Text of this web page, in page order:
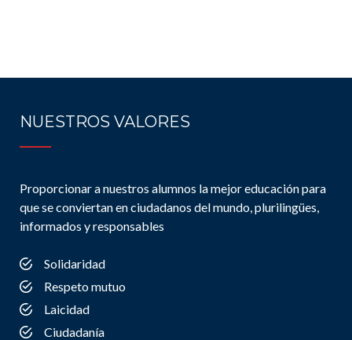
NUESTROS VALORES
Proporcionar a nuestros alumnos la mejor educación para
que se conviertan en ciudadanos del mundo, plurilingües,
informados y responsables
Solidaridad
Respeto mutuo
Laicidad
Ciudadanía